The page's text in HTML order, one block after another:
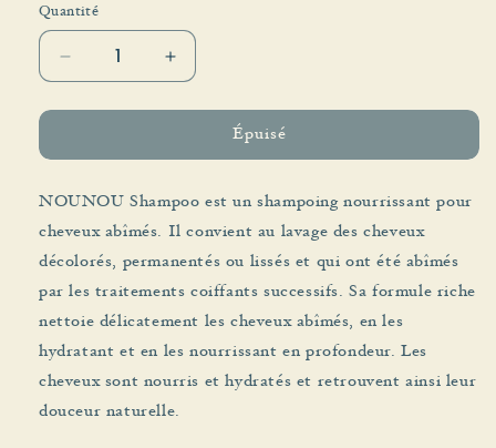
Quantité
Réduire
la
quantité
NOUNOU
Augmenter
la
quantité
NOUNOU
Épuisé
NOUNOU Shampoo est un shampoing nourrissant pour
cheveux abîmés. Il convient au lavage des cheveux
décolorés, permanentés ou lissés et qui ont été abîmés
par les traitements coiffants successifs. Sa formule riche
nettoie délicatement les cheveux abîmés, en les
hydratant et en les nourrissant en profondeur. Les
cheveux sont nourris et hydratés et retrouvent ainsi leur
douceur naturelle.